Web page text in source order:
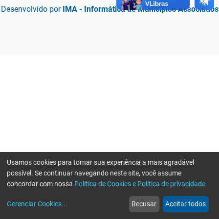
Desenvolvido por IMA - Informática de Municípios Associados
web
Notícias
more_horiz
Mais
Usamos cookies para tornar sua experiência a mais agradável
possível. Se continuar navegando neste site, você assume
concordar com nossa Política de Cookies e Política de privacidade
Gerenciar Cookies... Recusar Aceitar todos
Erro ao enviar informações, por favor tente novamente